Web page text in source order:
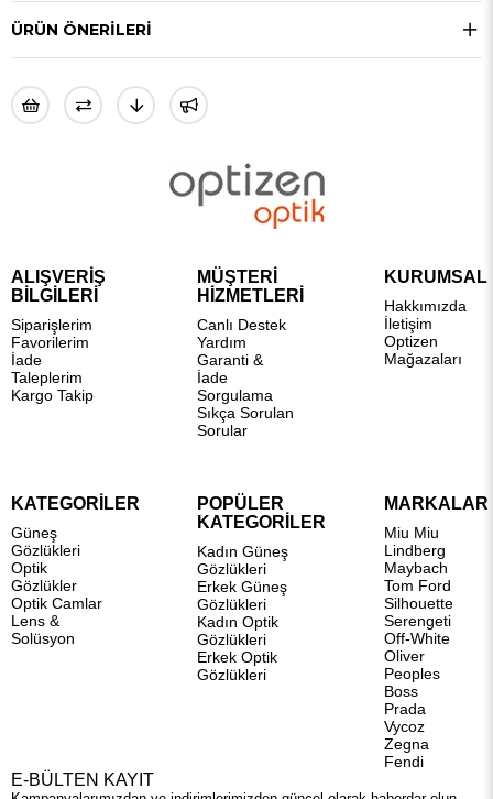
ÜRÜN ÖNERILERI
ALIŞVERİŞ
BİLGİLERİ
Siparişlerim
Favorilerim
İade
Taleplerim
Kargo Takip
MÜŞTERİ
HİZMETLERİ
Canlı Destek
Yardım
Garanti &
İade
Sorgulama
Sıkça Sorulan
Sorular
KURUMSAL
Hakkımızda
İletişim
Optizen
Mağazaları
KATEGORİLER
Güneş
Gözlükleri
Optik
Gözlükler
Optik Camlar
Lens &
Solüsyon
POPÜLER
KATEGORİLER
Kadın Güneş
Gözlükleri
Erkek Güneş
Gözlükleri
Kadın Optik
Gözlükleri
Erkek Optik
Gözlükleri
MARKALAR
Miu Miu
Lindberg
Maybach
Tom Ford
Silhouette
Serengeti
Off-White
Oliver
Peoples
Boss
Prada
Vycoz
Zegna
Fendi
E-BÜLTEN KAYIT